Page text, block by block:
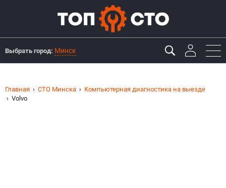
Выбрать город: Минск
Главная СТО Минска
Компьютерная диагностика на выезде
Volvo